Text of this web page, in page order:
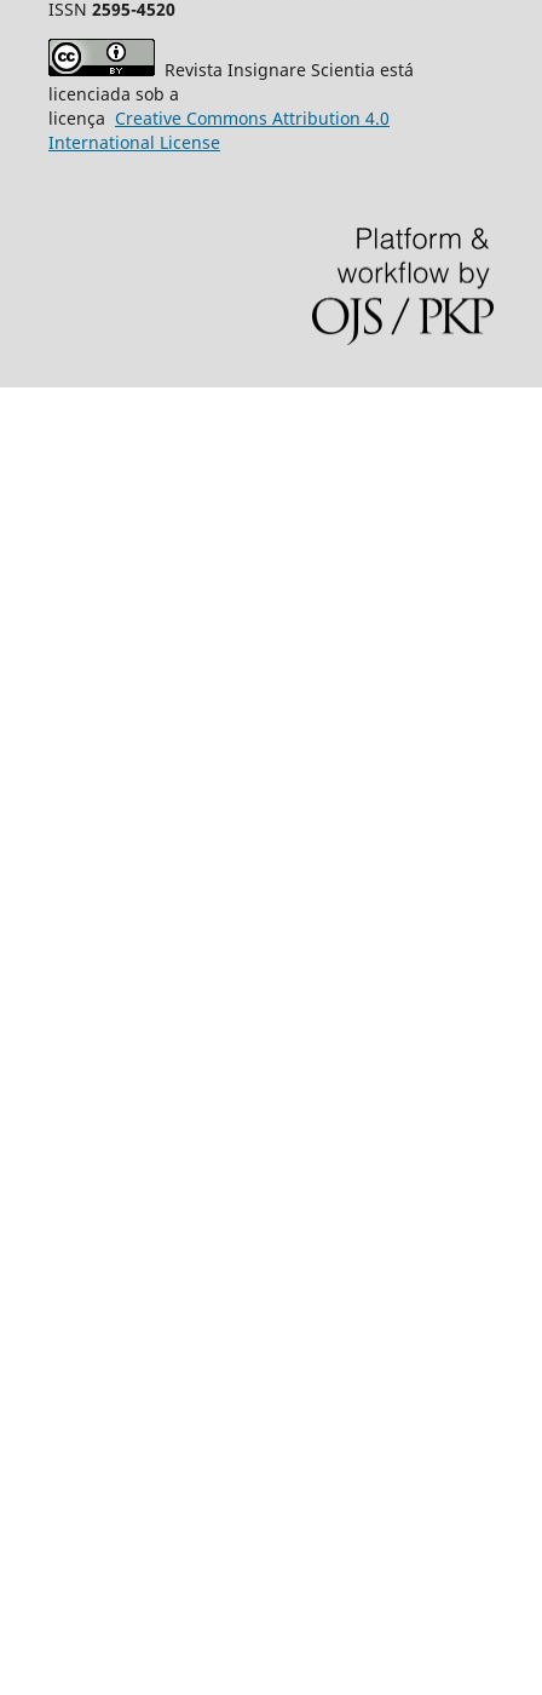
ISSN 2595-4520
Revista Insignare Scientia está
licenciada sob a
licença Creative Commons Attribution 4.0
International License